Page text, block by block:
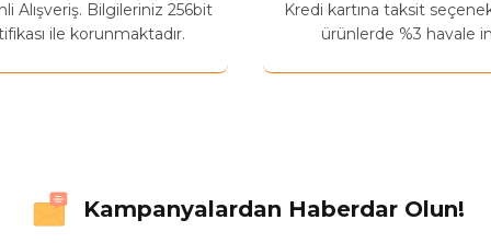
Alışveriş. Bilgileriniz 256bit
ile korunmaktadır.
Kredi kartına taksit
ürünlerde %3 havale
Kampanyalardan Haberdar Olun!